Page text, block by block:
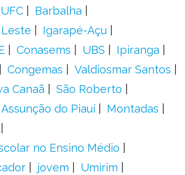
UFC
Barbalha
Igarapé-Açu
Conasems UBS
Ipiranga
Congemas
Valdiosmar Santos
Canaã
São Roberto
Assunção do Piauí
Montadas
no Ensino Médio
jovem
Umirim